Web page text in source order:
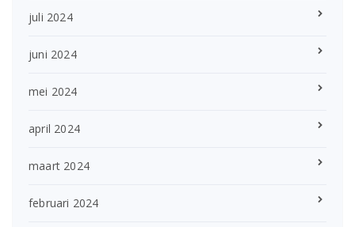
juli 2024
juni 2024
mei 2024
april 2024
maart 2024
februari 2024